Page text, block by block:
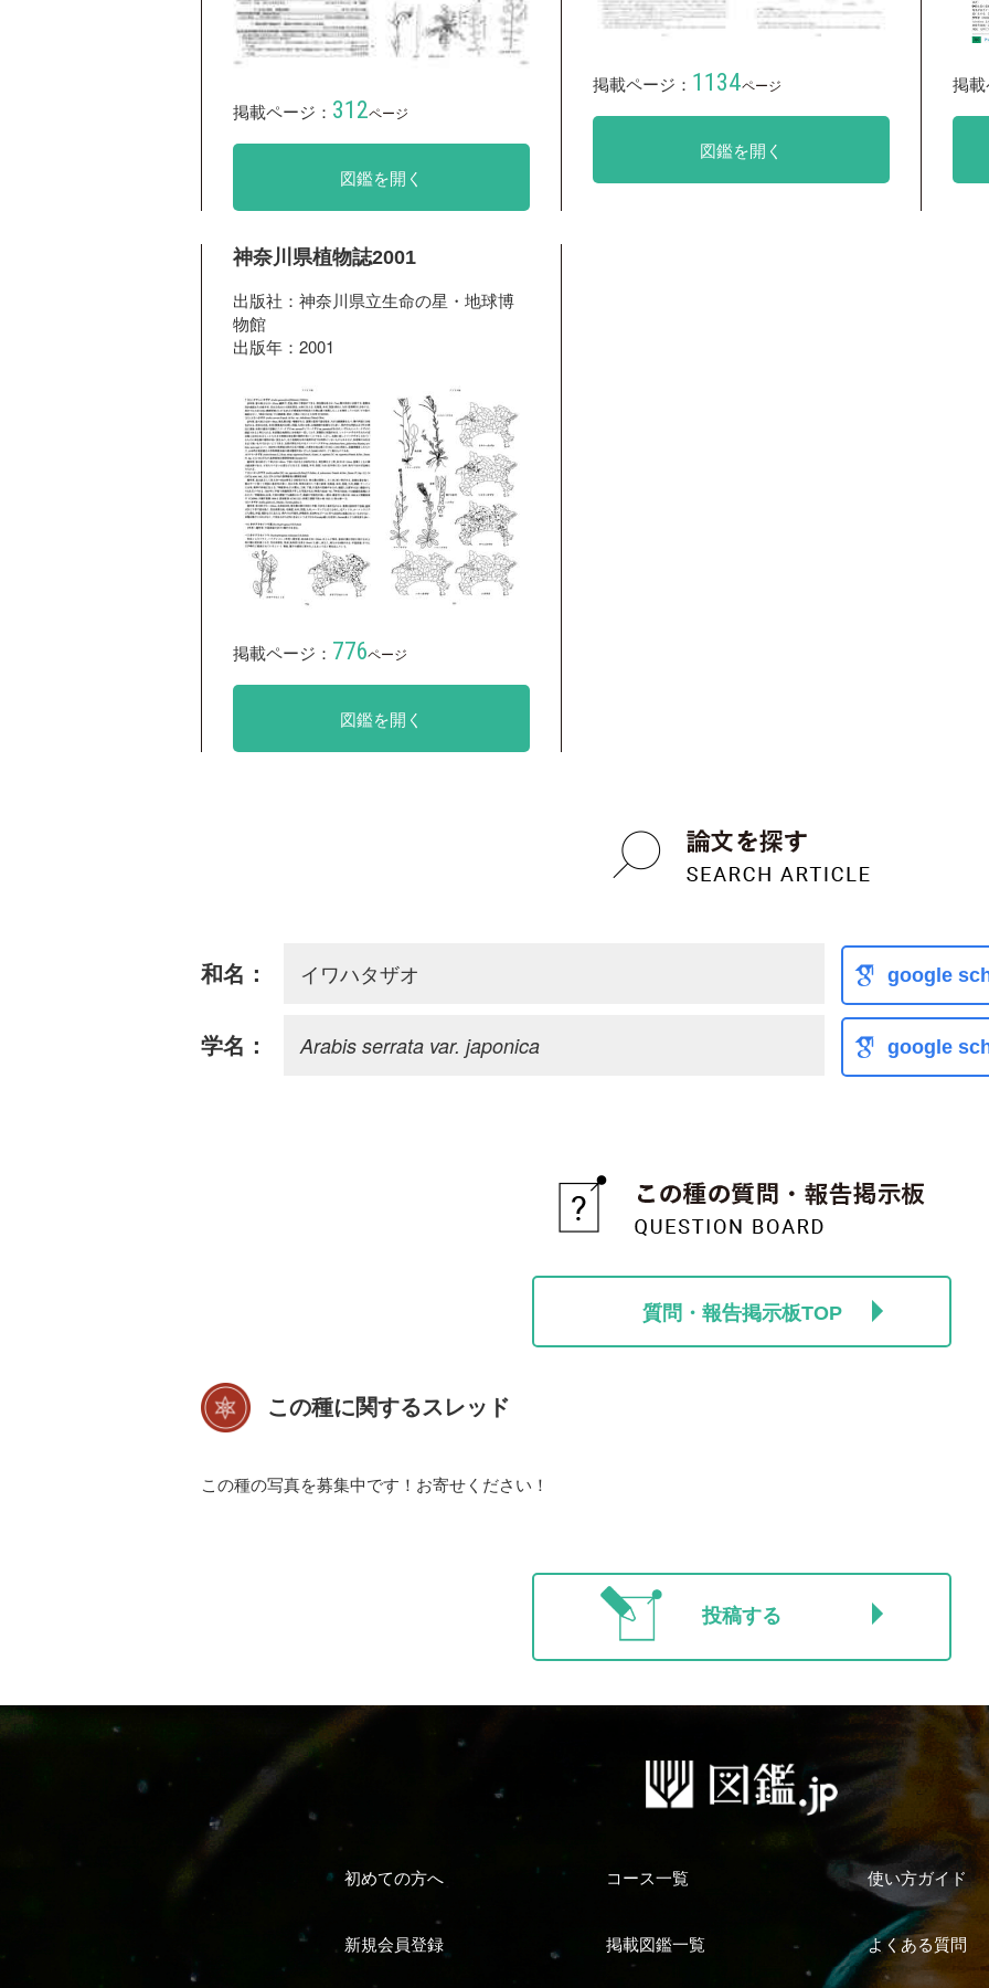
掲載ページ： 312ページ
図鑑を開く
掲載ページ： 1134ページ
図鑑を開く
掲
神奈川県植物誌2001
出版社：神奈川県立生命の星・地球博
物館
出版年：2001
掲載ページ： 776ページ
図鑑を開く
和名： イワハタザオ google
学名： Arabis serrata var. japonica google
質問・報告掲示板TOP
この種に関するスレッド
この種の写真を募集中です！お寄せください！
投稿する
初めての方へ コース一覧 使い方ガイド
新規会員登録 掲載図鑑一覧 よくある質問